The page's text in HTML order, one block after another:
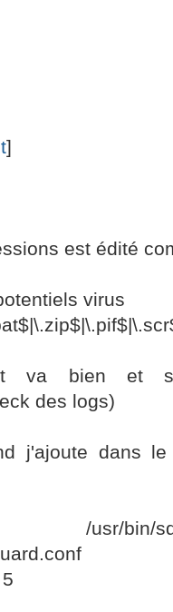
]
est édité
virus
va bien et
des logs)
j'ajoute dans
/usr/